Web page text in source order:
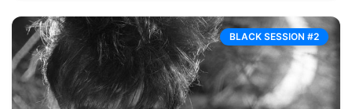
BLACK SESSION #2